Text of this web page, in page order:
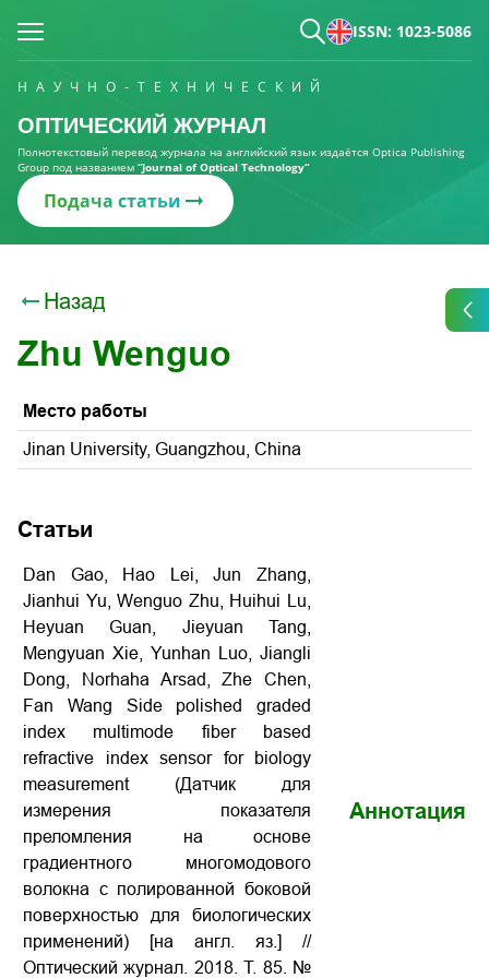
ISSN: 1023-5086
НАУЧНО-ТЕХНИЧЕСКИЙ
ОПТИЧЕСКИЙ ЖУРНАЛ
Полнотекстовый перевод журнала на английский язык издаётся Optica Publishing
Group под названием “Journal of Optical Technology“
Подача статьи
Назад
Zhu Wenguo
Место работы
Jinan University, Guangzhou, China
Статьи
Dan Gao, Hao Lei, Jun Zhang,
Jianhui Yu, Wenguo Zhu, Huihui Lu,
Heyuan Guan, Jieyuan Tang,
Mengyuan Xie, Yunhan Luo, Jiangli
Dong, Norhaha Arsad, Zhe Chen,
Fan Wang Side polished graded
index multimode fiber based
refractive index sensor for biology
measurement (Датчик для
измерения показателя
преломления на основе
градиентного многомодового
волокна с полированной боковой
поверхностью для биологических
применений) [на англ. яз.] //
Оптический журнал. 2018. Т. 85. №
Аннотация